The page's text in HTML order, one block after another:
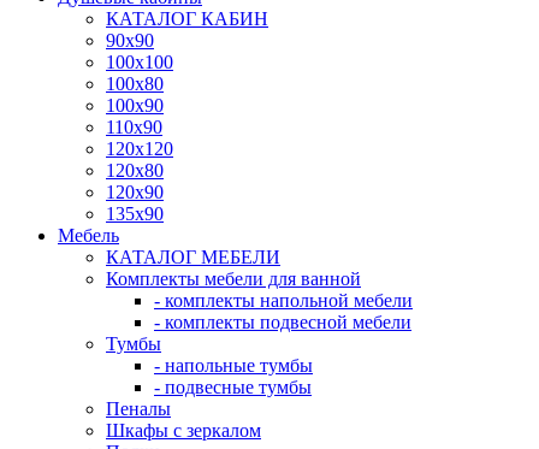
КАТАЛОГ КАБИН
90x90
100x100
100x80
100x90
110x90
120x120
120x80
120x90
135x90
Мебель
КАТАЛОГ МЕБЕЛИ
Комплекты мебели для ванной
- комплекты напольной мебели
- комплекты подвесной мебели
Тумбы
- напольные тумбы
- подвесные тумбы
Пеналы
Шкафы с зеркалом